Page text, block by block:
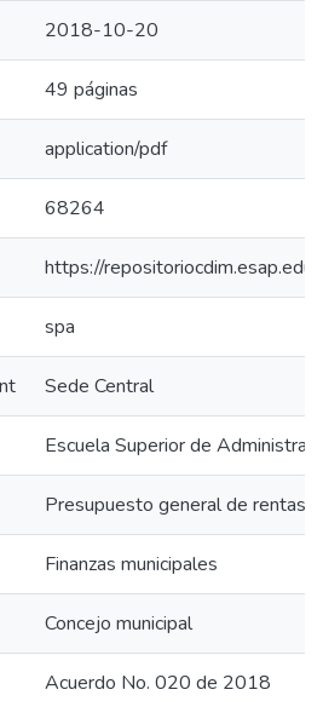
2018-10-20
49 páginas
application/pdf
68264
https://
spa
Sede Central
Escuela Superior de
Presupuesto general de rentas
Finanzas municipales
Concejo municipal
Acuerdo No. 020 de 2018